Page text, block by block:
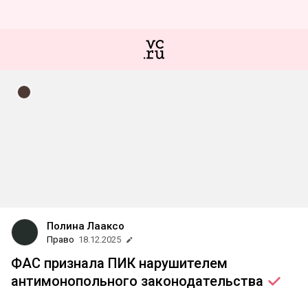
Полина Лааксо
Право 18.12.2025
ФАС признала ПИК нарушителем
антимонопольного законодательства